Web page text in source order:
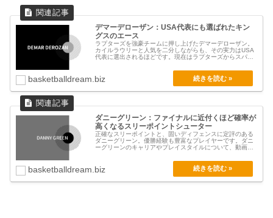
デマーデローザン：USA代表にも選ばれたキン
グスのエース
ラプターズを強豪チームに押し上げたデマーデローザン。
カイルラウリーと人気を二分しながらも、その実力はUSA
代表に選出されるほどです。現在はラプターズからスパー
basketballdream.biz
ダニーグリーン：ファイナルに近付くほど確率が
高くなるスリーポイントシューター
正確なスリーポイントと、固いディフェンスに定評のある
ダニーグリーン。優勝経験も豊富なプレイヤーです。ダニ
ーグリーンのキャリアやプレイスタイルについて、動画を
basketballdream.biz